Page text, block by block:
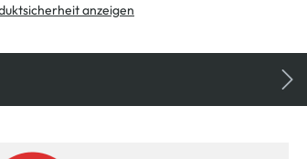
anzeigen